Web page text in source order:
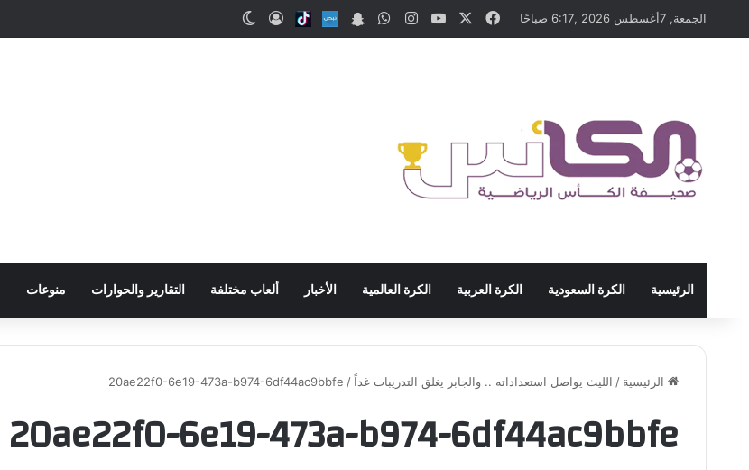
الجمعة, 7أغسطس 2026 ,6:17 صباحًا فيسبوك ‫YouTubeانستقرامواتسابSnapchat
Nabd
Tiktokتسجيل الدخول
الرئيسية الكرة السعودية الكرة العربية الكرة العالمية الأخبار ألعاب مختلفة التقارير والحوارات منوعات
الرئيسية / الليث يواصل استعداداته .. والجابر يغلق التدريبات غداً /
20ae22f0-6e19-473a-b974-6df44ac9bbfe
20ae22f0-6e19-473a-b974-6df44ac9bbfe